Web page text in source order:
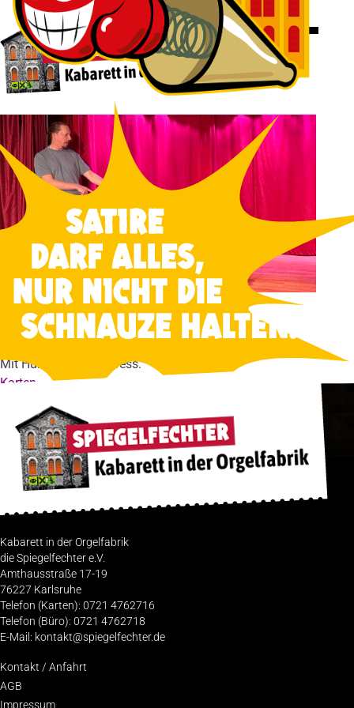
Freitag06November2026
Karlsruhes Impro-Theater › Show
Mit Humor. Gegen Stress.
Karten
Kabarett in der Orgelfabrik
die Spiegelfechter e.V.
Amthausstraße 17-19
76227 Karlsruhe
Telefon (Karten): 0721 4762716
Telefon (Büro): 0721 4762718
E-Mail: kontakt@spiegelfechter.de
Kon­takt / Anfahrt
AGB
Impres­sum